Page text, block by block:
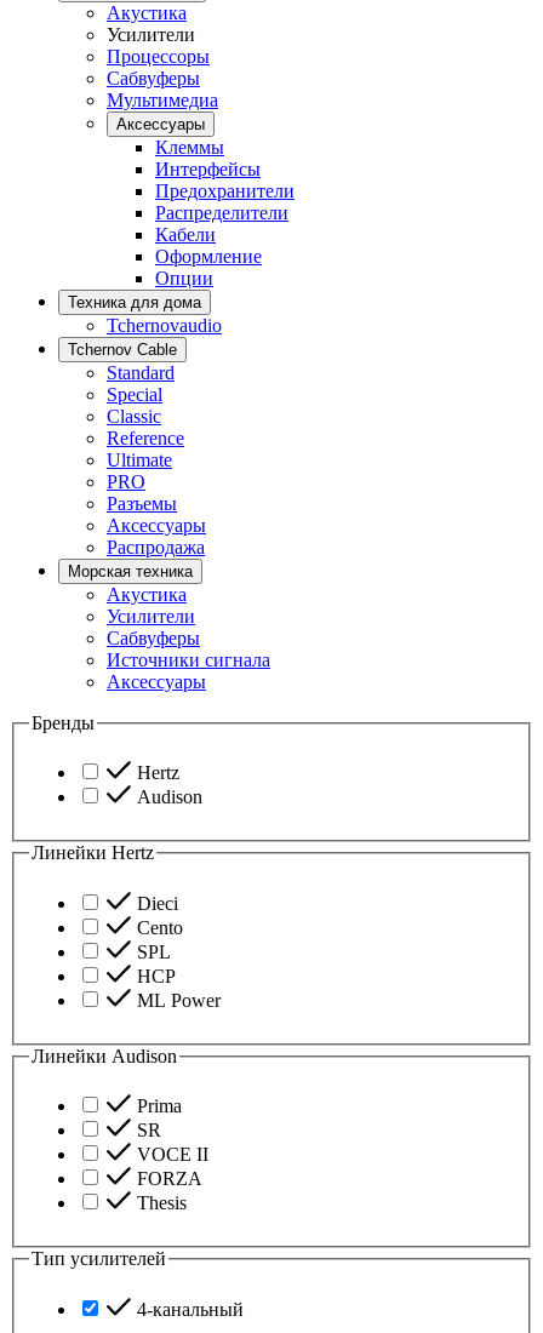
Акустика
Усилители
Процессоры
Сабвуферы
Мультимедиа
Аксессуары
Клеммы
Интерфейсы
Предохранители
Распределители
Кабели
Оформление
Опции
Техника для дома
Tchernovaudio
Tchernov Cable
Standard
Special
Classic
Reference
Ultimate
PRO
Разъемы
Аксессуары
Распродажа
Морская техника
Акустика
Усилители
Сабвуферы
Источники сигнала
Аксессуары
Бренды
Hertz
Audison
Линейки Hertz
Dieci
Cento
SPL
HCP
ML Power
Линейки Audison
Prima
SR
VOCE II
FORZA
Thesis
Тип усилителей
4-канальный